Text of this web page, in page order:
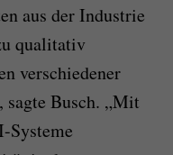
aus der Industrie
qualitativ
verschiedener
Busch. „Mit
Systeme